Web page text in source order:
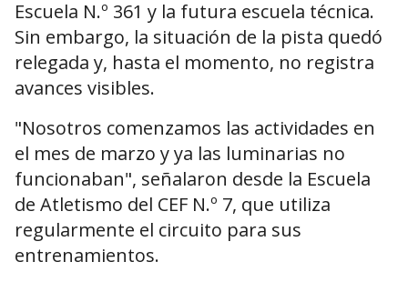
Escuela N.º 361 y la futura escuela técnica.
Sin embargo, la situación de la pista quedó
relegada y, hasta el momento, no registra
avances visibles.
"Nosotros comenzamos las actividades en
el mes de marzo y ya las luminarias no
funcionaban", señalaron desde la Escuela
de Atletismo del CEF N.º 7, que utiliza
regularmente el circuito para sus
entrenamientos.